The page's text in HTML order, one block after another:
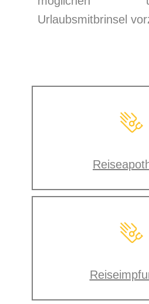
Urlaubsmitbrinsel